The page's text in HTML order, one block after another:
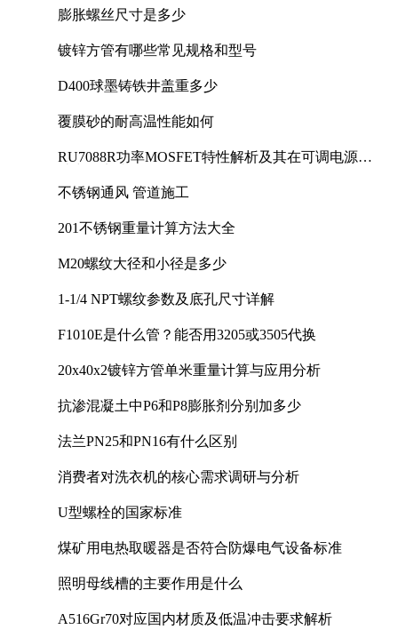
膨胀螺丝尺寸是多少
镀锌方管有哪些常见规格和型号
D400球墨铸铁井盖重多少
覆膜砂的耐高温性能如何
RU7088R功率MOSFET特性解析及其在可调电源设
不锈钢通风 管道施工
201不锈钢重量计算方法大全
M20螺纹大径和小径是多少
1-1/4 NPT螺纹参数及底孔尺寸详解
F1010E是什么管？能否用3205或3505代换
20x40x2镀锌方管单米重量计算与应用分析
抗渗混凝土中P6和P8膨胀剂分别加多少
法兰PN25和PN16有什么区别
消费者对洗衣机的核心需求调研与分析
U型螺栓的国家标准
煤矿用电热取暖器是否符合防爆电气设备标准
照明母线槽的主要作用是什么
A516Gr70对应国内材质及低温冲击要求解析